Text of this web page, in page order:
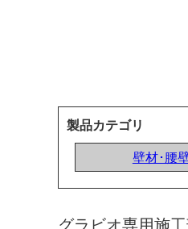
製品カテゴリ
壁材･腰
グラビオ専用施